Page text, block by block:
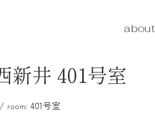
about
新井 401号室
room: 401号室